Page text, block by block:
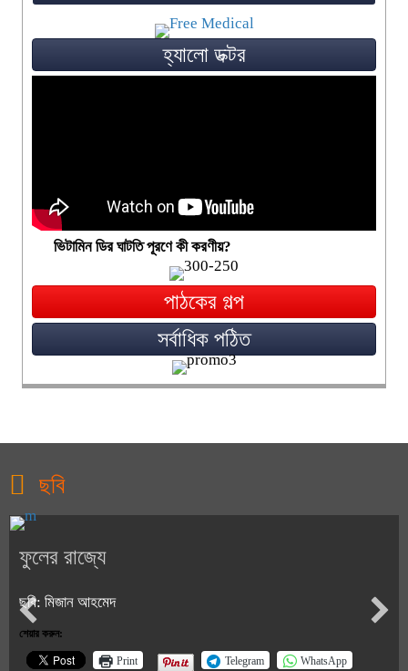
হ্যালো ডক্টর
ভিটামিন ডির ঘাটতি পূরণে কী করণীয়?
পাঠকের গল্প
সর্বাধিক পঠিত
ছবি
ফুলের রাজ্যে
ছবি: মিজান আহমেদ
শেয়ার করুন:
Print Telegram WhatsApp